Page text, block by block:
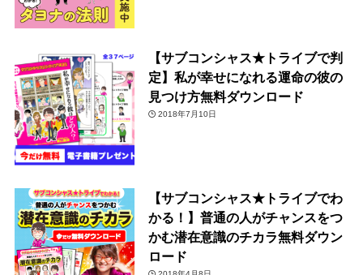
【サブコンシャス★トライブで判
定】私が幸せになれる運命の彼の
見つけ方無料ダウンロード
2018年7月10日
【サブコンシャス★トライブでわ
かる！】普通の人がチャンスをつ
かむ潜在意識のチカラ無料ダウン
ロード